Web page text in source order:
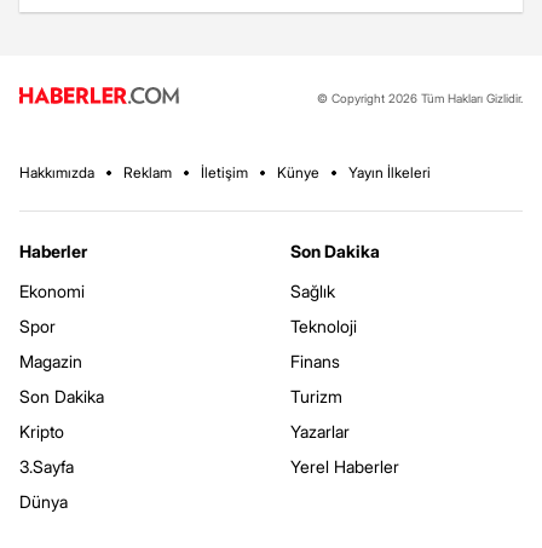
© Copyright 2026 Tüm Hakları Gizlidir.
Hakkımızda Reklam İletişim Künye Yayın İlkeleri
Haberler
Ekonomi
Spor
Magazin
Son Dakika
Kripto
3.Sayfa
Dünya
Son Dakika
Sağlık
Teknoloji
Finans
Turizm
Yazarlar
Yerel Haberler